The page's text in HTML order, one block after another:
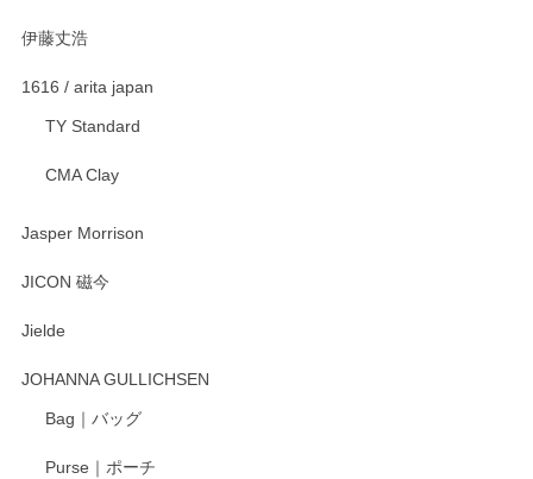
伊藤丈浩
1616 / arita japan
TY Standard
CMA Clay
Jasper Morrison
JICON 磁今
Jielde
JOHANNA GULLICHSEN
Bag｜バッグ
Purse｜ポーチ